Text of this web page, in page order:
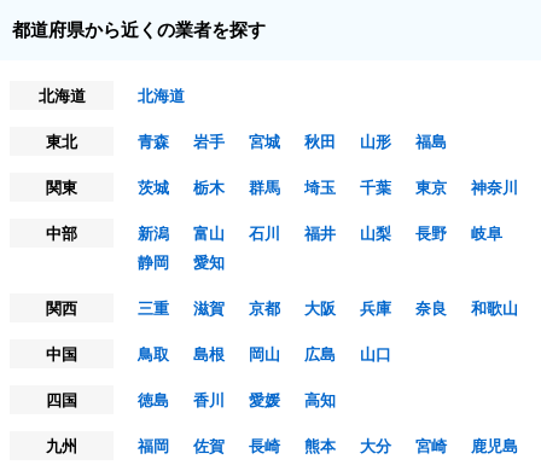
都道府県から近くの業者を探す
北海道
北海道
東北
青森 岩手 宮城 秋田 山形
福島
関東
茨城 栃木 群馬 埼玉 千葉 東京
神奈川
中部
新潟 富山 石川 福井 山梨 長野
岐阜
静岡
愛知
関西
三重 滋賀 京都 大阪 兵庫 奈良
和歌山
中国
鳥取 島根 岡山 広島
山口
四国
徳島 香川 愛媛
高知
九州
福岡 佐賀 長崎 熊本 大分 宮崎
鹿児島